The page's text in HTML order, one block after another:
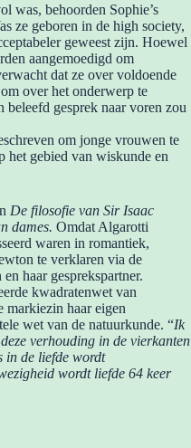
was, behoorden Sophie’s
ze geboren in de high society,
geweest zijn. Hoewel
aangemoedigd om
dat ze over voldoende
over het onderwerp te
beleefd gesprek naar voren zou
om jonge vrouwen te
het gebied van wiskunde en
De filosofie van Sir Isaac
dames. Omdat Algarotti
waren in romantiek,
te verklaren via de
haar gesprekspartner.
kwadratenwet van
markiezin haar eigen
wet van de natuurkunde. “Ik
verhouding in de vierkanten
in de liefde wordt
wordt liefde 64 keer